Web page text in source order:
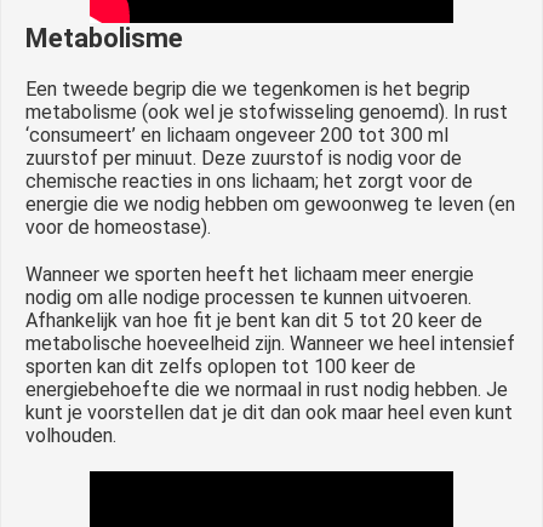
Metabolisme
Een tweede begrip die we tegenkomen is het begrip
metabolisme (ook wel je stofwisseling genoemd). In rust
‘consumeert’ en lichaam ongeveer 200 tot 300 ml
zuurstof per minuut. Deze zuurstof is nodig voor de
chemische reacties in ons lichaam; het zorgt voor de
energie die we nodig hebben om gewoonweg te leven (en
voor de homeostase).
Wanneer we sporten heeft het lichaam meer energie
nodig om alle nodige processen te kunnen uitvoeren.
Afhankelijk van hoe fit je bent kan dit 5 tot 20 keer de
metabolische hoeveelheid zijn. Wanneer we heel intensief
sporten kan dit zelfs oplopen tot 100 keer de
energiebehoefte die we normaal in rust nodig hebben. Je
kunt je voorstellen dat je dit dan ook maar heel even kunt
volhouden.